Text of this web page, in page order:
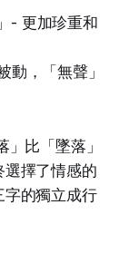
- 更加珍重和
動，「無聲」
比「墜落」
擇了情感的
字的獨立成行